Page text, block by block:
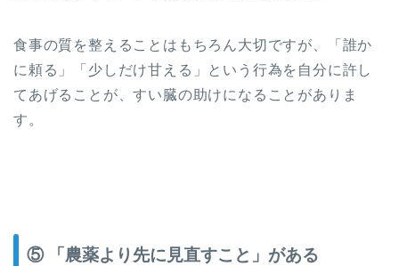
食事の質を整えることはもちろん大切ですが、「誰か
に頼る」「少しだけ甘える」という行為を自分に許し
てあげることが、すい臓の助けになることがありま
す。
⑤ 「農薬より先に見直すこと」がある